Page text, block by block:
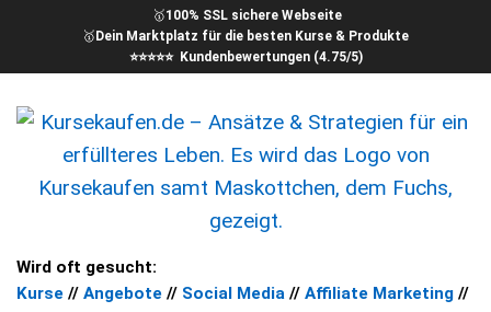
🥇100% SSL sichere Webseite
🥇 Dein Marktplatz für die besten Kurse & Produkte
⭐⭐⭐⭐⭐ Kundenbewertungen (4.75/5)
kursekaufen – Kurse für Dein
erfüllteres Leben
Wird oft gesucht:
Kurse // Angebote // Social Media // Affiliate Marketing //